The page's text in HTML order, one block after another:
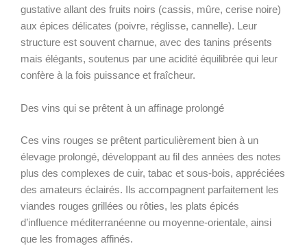
gustative allant des fruits noirs (cassis, mûre, cerise noire)
aux épices délicates (poivre, réglisse, cannelle). Leur
structure est souvent charnue, avec des tanins présents
mais élégants, soutenus par une acidité équilibrée qui leur
confère à la fois puissance et fraîcheur.
Des vins qui se prêtent à un affinage prolongé
Ces vins rouges se prêtent particulièrement bien à un
élevage prolongé, développant au fil des années des notes
plus des complexes de cuir, tabac et sous-bois, appréciées
des amateurs éclairés. Ils accompagnent parfaitement les
viandes rouges grillées ou rôties, les plats épicés
d’influence méditerranéenne ou moyenne-orientale, ainsi
que les fromages affinés.